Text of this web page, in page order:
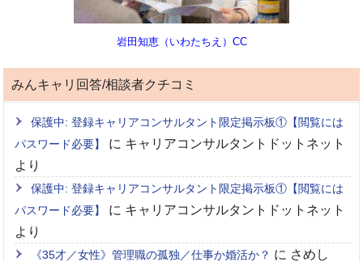
岩田知恵（いわたちえ）CC
みんキャリ回答/相談者クチコミ
保護中: 登録キャリアコンサルタント限定掲示板①【閲覧には
パスワード必要】
に キャリアコンサルタントドットネット
より
保護中: 登録キャリアコンサルタント限定掲示板①【閲覧には
パスワード必要】
に キャリアコンサルタントドットネット
より
《35才／女性》管理職の孤独／仕事か婚活か？ に さめし